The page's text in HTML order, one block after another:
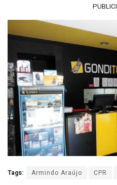
Tags: Armindo Araújo CPR